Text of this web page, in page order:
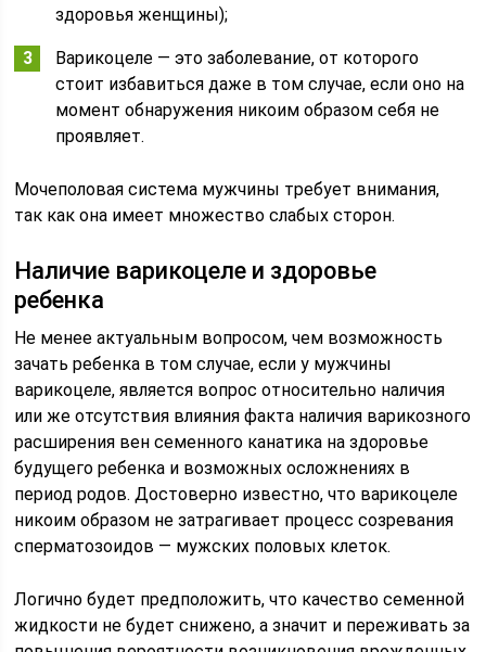
здоровья женщины);
Варикоцеле — это заболевание, от которого
стоит избавиться даже в том случае, если оно на
момент обнаружения никоим образом себя не
проявляет.
Мочеполовая система мужчины требует внимания,
так как она имеет множество слабых сторон.
Наличие варикоцеле и здоровье
ребенка
Не менее актуальным вопросом, чем возможность
зачать ребенка в том случае, если у мужчины
варикоцеле, является вопрос относительно наличия
или же отсутствия влияния факта наличия варикозного
расширения вен семенного канатика на здоровье
будущего ребенка и возможных осложнениях в
период родов. Достоверно известно, что варикоцеле
никоим образом не затрагивает процесс созревания
сперматозоидов — мужских половых клеток.
Логично будет предположить, что качество семенной
жидкости не будет снижено, а значит и переживать за